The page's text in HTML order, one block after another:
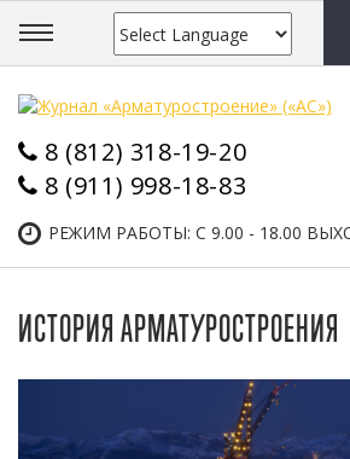
8 (812) 318-19-20
8 (911) 998-18-83
РЕЖИМ РАБОТЫ: С 9.00 - 18.00
ИСТОРИЯ АРМАТУРОСТРОЕНИЯ